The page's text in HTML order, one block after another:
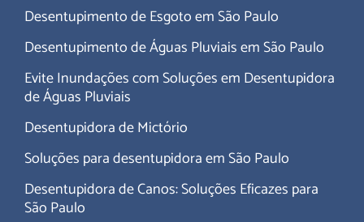
Desentupimento de Esgoto em São Paulo
Desentupimento de Águas Pluviais em São Paulo
Evite Inundações com Soluções em Desentupidora
de Águas Pluviais
Desentupidora de Mictório
Soluções para desentupidora em São Paulo
Desentupidora de Canos: Soluções Eficazes para
São Paulo